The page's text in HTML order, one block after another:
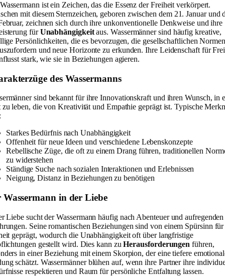
ist ein Zeichen, das die Essenz der Freiheit verkörpert.
mit diesem Sternzeichen, geboren zwischen dem 21. Januar und
zeichnen sich durch ihre unkonventionelle Denkweise und ihre
fürUnabhängigkeitaus. Wassermänner sind häufig kreative,
Persönlichkeiten, die es bevorzugen, die gesellschaftlichen Normen
und neue Horizonte zu erkunden. Ihre Leidenschaft für
stark, wie sie in Beziehungen agieren.
des Wassermanns
sind bekannt für ihre Innovationskraft und ihren Wunsch, in
zu leben, die von Kreativität und Empathie geprägt ist. Typische
Starkes Bedürfnis nach Unabhängigkeit
Offenheit für neue Ideen und verschiedene Lebenskonzepte
Rebellische Züge, die oft zu einem Drang führen, traditionellen
zu widerstehen
Ständige Suche nach sozialen Interaktionen und Erlebnissen
Neigung, Distanz in Beziehungen zu benötigen
Wassermann in der Liebe
Liebe sucht der Wassermann häufig nach Abenteuer und aufregenden
Seine romantischen Beziehungen sind von einem Spürsinn für
geprägt, wodurch die Unabhängigkeit oft über langfristige
gestellt wird. Dies kann zuHerausforderungen führen,
in einer Beziehung mit einem Skorpion, der eine tiefere
schätzt. Wassermänner blühen auf, wenn ihre Partner ihre
respektieren und Raum für persönliche Entfaltung lassen.